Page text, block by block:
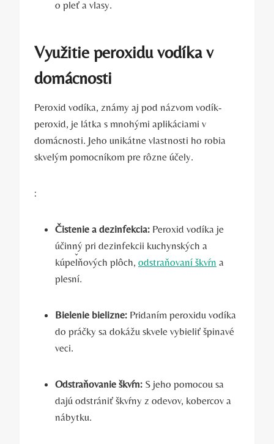
o pleť a vlasy.
Využitie peroxidu vodíka v
domácnosti
Peroxid vodíka, známy aj pod názvom vodík-
peroxid, je látka s mnohými aplikáciami v
domácnosti. Jeho unikátne vlastnosti ho robia
skvelým pomocníkom pre rôzne účely.
:
Čistenie a dezinfekcia: Peroxid vodíka je
účinný pri dezinfekcii kuchynských a
kúpeľňových plôch, odstraňovaní škvŕn a
plesní.
Bielenie bielizne: Pridaním peroxidu vodíka
do práčky sa dokážu skvele vybieliť špinavé
veci.
Odstraňovanie škvŕn: S jeho pomocou sa
dajú odstrániť škvŕny z odevov, kobercov a
nábytku.